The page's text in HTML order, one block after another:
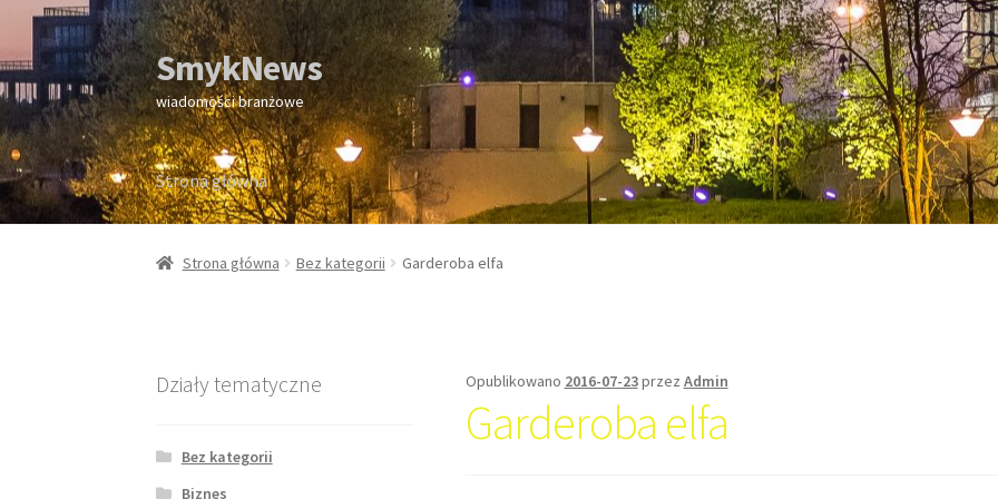
Przejdź
do
nawigacji
Przejdź
do
treści
SmykNews
wiadomości branżowe
Strona główna
Strona główna
Strona główna Bez kategorii Garderoba elfa
Opublikowano 2016-07-23przez Admin
Garderoba elfa
Działy tematyczne
Bez kategorii
Biznes